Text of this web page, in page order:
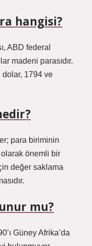
hangisi?
ABD federal
madeni parasıdır.
dolar, 1794 ve
para biriminin
önemli bir
değer saklama
mu?
Güney Afrika’da